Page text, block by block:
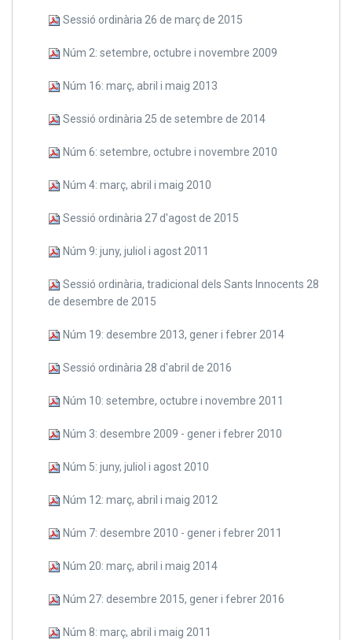
Sessió ordinària 26 de març de 2015
Núm 2: setembre, octubre i novembre 2009
Núm 16: març, abril i maig 2013
Sessió ordinària 25 de setembre de 2014
Núm 6: setembre, octubre i novembre 2010
Núm 4: març, abril i maig 2010
Sessió ordinària 27 d'agost de 2015
Núm 9: juny, juliol i agost 2011
Sessió ordinària, tradicional dels Sants Innocents 28
de desembre de 2015
Núm 19: desembre 2013, gener i febrer 2014
Sessió ordinària 28 d'abril de 2016
Núm 10: setembre, octubre i novembre 2011
Núm 3: desembre 2009 - gener i febrer 2010
Núm 5: juny, juliol i agost 2010
Núm 12: març, abril i maig 2012
Núm 7: desembre 2010 - gener i febrer 2011
Núm 20: març, abril i maig 2014
Núm 27: desembre 2015, gener i febrer 2016
Núm 8: març, abril i maig 2011